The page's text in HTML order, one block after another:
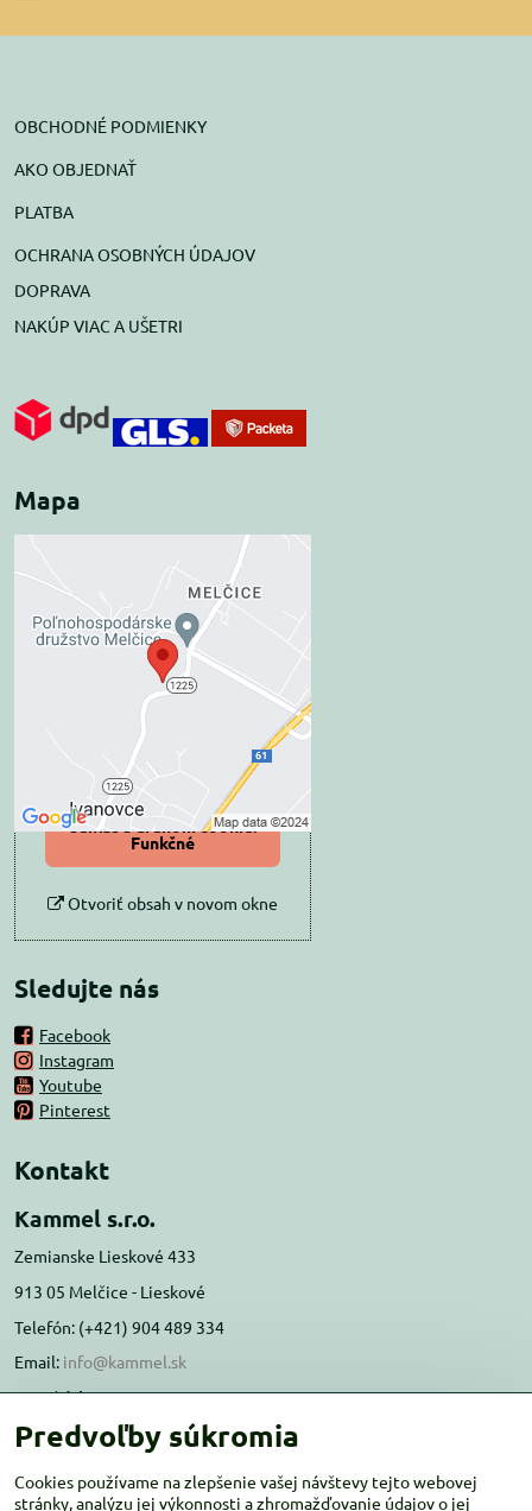
OBCHODNÉ PODMIENKY
AKO OBJEDNAŤ
PLATBA
OCHRANA OSOBNÝCH ÚDAJOV
DOPRAVA
NAKÚP VIAC A UŠETRI
Mapa
Externý obsah je
blokovaný Voľbami
súkromia
Prajete si načítať externý obsah?
Povoliť tentokrát
Povoliť a zapamätať -
súhlas s druhom cookie:
Funkčné
Otvoriť obsah v novom okne
Sledujte nás
Facebook
Instagram
Youtube
Pinterest
Kontakt
Kammel s.r.o.
Zemianske Lieskové 433
913 05 Melčice - Lieskové
Telefón: (+421) 904 489 334
Email: info@kammel.sk
Prevádzka:
Administratívna budova PD Melčice
Otváracie hodiny:PO-ŠT 8:00 - 16:00
Predvoľby súkromia
Cookies používame na zlepšenie vašej návštevy tejto webovej
stránky, analýzu jej výkonnosti a zhromažďovanie údajov o jej